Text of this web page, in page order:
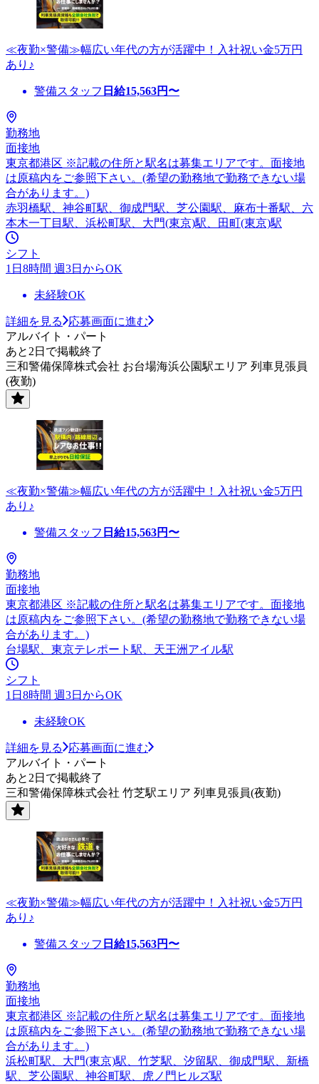
≪夜勤×警備≫幅広い年代の方が活躍中！入社祝い金5万円
あり♪
警備スタッフ 日給15,563円〜
勤務地
面接地
東京都港区 ※記載の住所と駅名は募集エリアです。面接地
は原稿内をご参照下さい。(希望の勤務地で勤務できない場
合があります。)
赤羽橋駅、神谷町駅、御成門駅、芝公園駅、麻布十番駅、六
本木一丁目駅、浜松町駅、大門(東京)駅、田町(東京)駅
シフト
1日8時間 週3日からOK
未経験OK
詳細を見る
応募画面に進む
アルバイト・パート
あと2日で掲載終了
三和警備保障株式会社 お台場海浜公園駅エリア 列車見張員
(夜勤)
≪夜勤×警備≫幅広い年代の方が活躍中！入社祝い金5万円
あり♪
警備スタッフ 日給15,563円〜
勤務地
面接地
東京都港区 ※記載の住所と駅名は募集エリアです。面接地
は原稿内をご参照下さい。(希望の勤務地で勤務できない場
合があります。)
台場駅、東京テレポート駅、天王洲アイル駅
シフト
1日8時間 週3日からOK
未経験OK
詳細を見る
応募画面に進む
アルバイト・パート
あと2日で掲載終了
三和警備保障株式会社 竹芝駅エリア 列車見張員(夜勤)
≪夜勤×警備≫幅広い年代の方が活躍中！入社祝い金5万円
あり♪
警備スタッフ 日給15,563円〜
勤務地
面接地
東京都港区 ※記載の住所と駅名は募集エリアです。面接地
は原稿内をご参照下さい。(希望の勤務地で勤務できない場
合があります。)
浜松町駅、大門(東京)駅、竹芝駅、汐留駅、御成門駅、新橋
駅、芝公園駅、神谷町駅、虎ノ門ヒルズ駅